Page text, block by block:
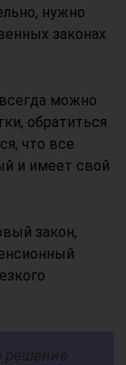
нужно
законах
можно
обратиться
что все
и имеет свой
закон,
решение